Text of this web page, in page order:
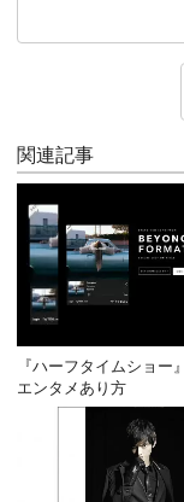
関連記事
『ハーフタイムショー
エンタメあり方